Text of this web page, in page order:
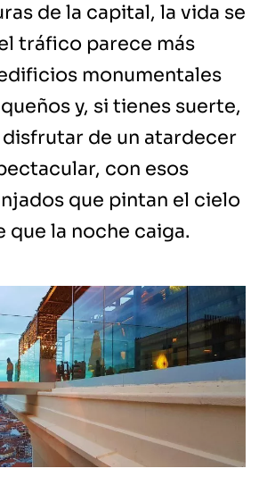
de la capital, la vida se
tráfico parece más
monumentales
y, si tienes suerte,
disfrutar de un atardecer
con esos
que pintan el cielo
que la noche caiga.